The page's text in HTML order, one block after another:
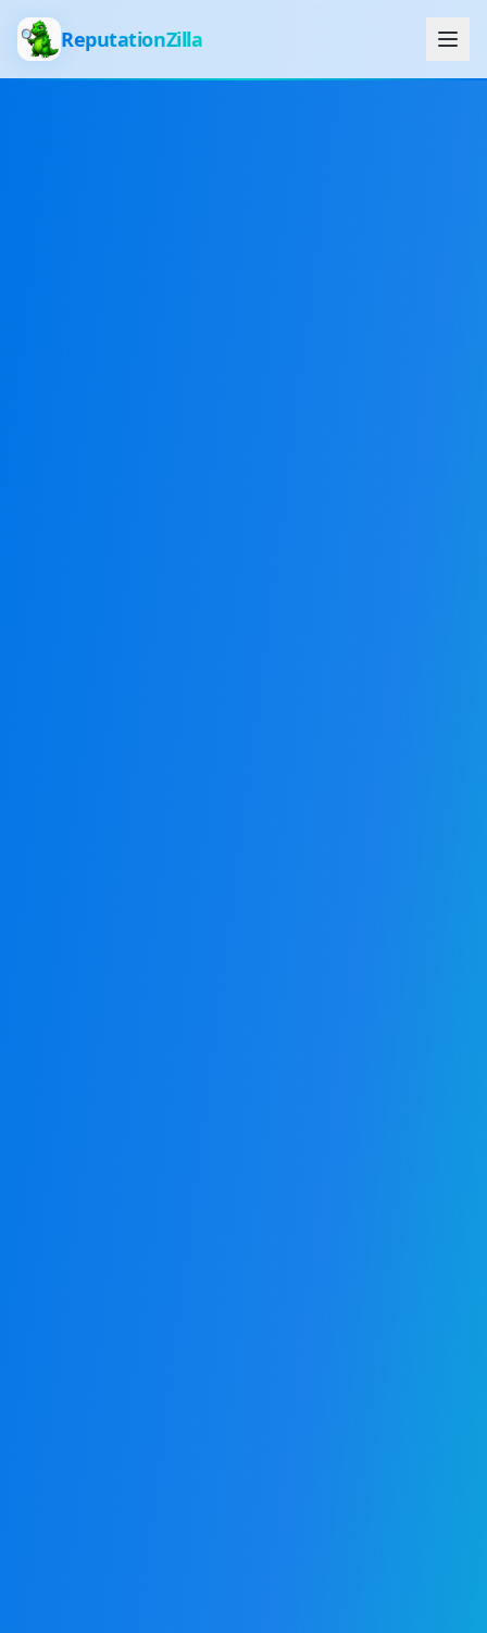
ReputationZilla